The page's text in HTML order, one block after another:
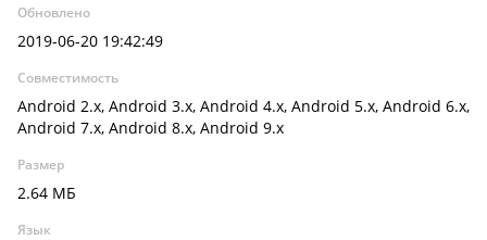
Обновлено
2019-06-20 19:42:49
Совместимость
Android 2.x, Android 3.x, Android 4.x, Android 5.x, Android 6.x,
Android 7.x, Android 8.x, Android 9.x
Размер
2.64 МБ
Язык